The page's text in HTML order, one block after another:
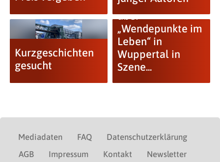
Kurzgeschichten
gesucht
Kurzgeschichten
über
„Wendepunkte im
Leben“ in
Wuppertal in
Szene...
Mediadaten FAQ
Datenschutzerklärung
AGB
Impressum Kontakt Newsletter